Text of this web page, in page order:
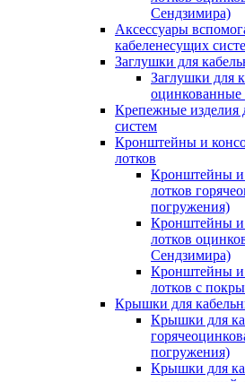
Сендзимира)
Аксессуары
кабеленесущих
Заглушки для
Заглушки для
оцинкованные
Крепежные изделия
систем
Кронштейны и
лотков
Кронштейны и
лотков
погружения)
Кронштейны и
лотков
Сендзимира)
Кронштейны и
лотков с
Крышки для
Крышки для
погружения)
Крышки для